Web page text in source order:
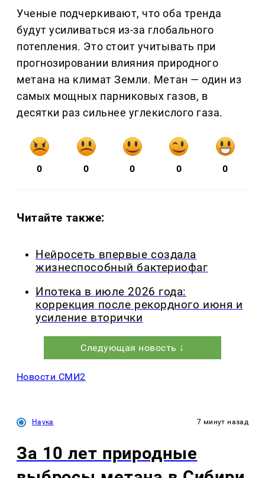
Ученые подчеркивают, что оба тренда
будут усиливаться из-за глобального
потепления. Это стоит учитывать при
прогнозировании влияния природного
метана на климат Земли. Метан — один из
самых мощных парниковых газов, в
десятки раз сильнее углекислого газа.
0 0 0 0 0
Читайте также:
Нейросеть впервые создала
жизнеспособный бактериофаг
Ипотека в июле 2026 года:
коррекция после рекордного июня и
усиление вторички
Следующая новость ↓
Новости СМИ2
Наука 7 минут назад
За 10 лет природные